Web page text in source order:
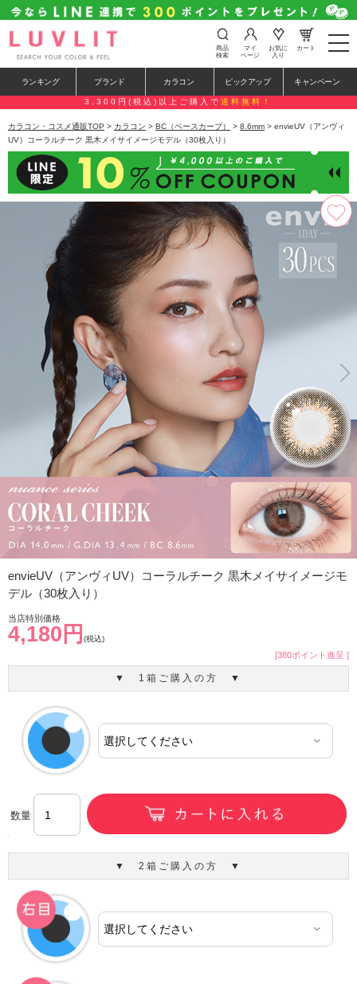
t
o
e
n
a
a
i
o
n
商品
検索
マイ
ページ
お気に
入り
カート
ランキング ブランド カラコン ピックアップ キャンペーン
3,300円(税込)以上ご購入で 送料無料！
カラコン・コスメ通販TOP > カラコン > BC（ベースカーブ） > 8.6mm > envieUV（アンヴィ
UV）コーラルチーク 黒木メイサイメージモデル（30枚入り）
envieUV（アンヴィUV）コーラルチーク 黒木メイサイメージモ
デル（30枚入り）
当店特別価格
4,180円 (税込)
[380ポイント進呈 ]
▼ 1箱ご購入の方 ▼
数量
▼ 2箱ご購入の方 ▼